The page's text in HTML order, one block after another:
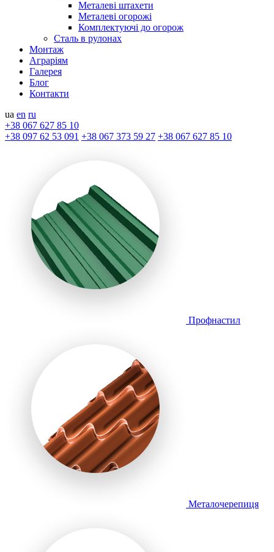
Металеві штахети
Металеві огорожі
Комплектуючі до огорож
Сталь в рулонах
Монтаж
Аграріям
Галерея
Блог
Контакти
ua en ru
+38 067 627 85 10
+38 097 62 53 091 +38 067 373 59 27 +38 067 627 85 10
Профнастил
Металочерепиця